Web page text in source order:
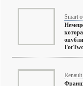
Smart